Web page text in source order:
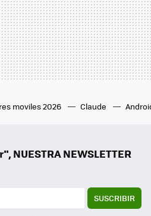
moviles 2026 Claude
NUESTRA NEWSLETTER
SUSCRIBIR